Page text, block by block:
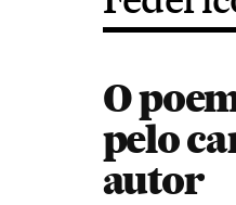
O
pelo
autor